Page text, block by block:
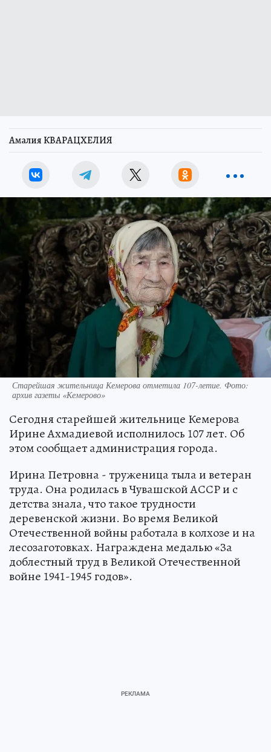
Амалия КВАРАЦХЕЛИЯ
Старейшая жительница Кемерова отметила 107-летие. Фото:
архив газеты «Кемерово»
Сегодня старейшей жительнице Кемерова
Ирине Ахмадиевой исполнилось 107 лет. Об
этом сообщает администрация города.
Ирина Петровна - труженица тыла и ветеран
труда. Она родилась в Чувашской АССР и с
детства знала, что такое трудности
деревенской жизни. Во время Великой
Отечественной войны работала в колхозе и на
лесозаготовках. Награждена медалью «За
доблестный труд в Великой Отечественной
войне 1941-1945 годов».